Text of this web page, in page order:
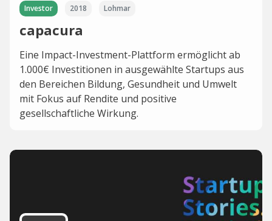
Investor 2018 Lohmar
capacura
Eine Impact-Investment-Plattform ermöglicht ab
1.000€ Investitionen in ausgewählte Startups aus
den Bereichen Bildung, Gesundheit und Umwelt
mit Fokus auf Rendite und positive
gesellschaftliche Wirkung.